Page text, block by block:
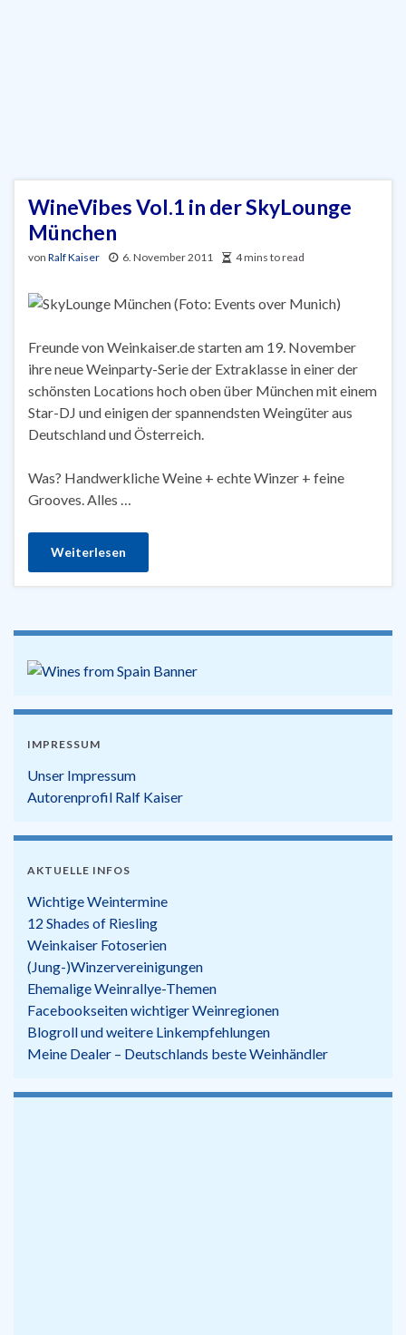
WineVibes Vol.1 in der SkyLounge
München
von Ralf Kaiser 6. November 2011 4 mins to read
Freunde von Weinkaiser.de starten am 19. November
ihre neue Weinparty-Serie der Extraklasse in einer der
schönsten Locations hoch oben über München mit einem
Star-DJ und einigen der spannendsten Weingüter aus
Deutschland und Österreich.
Was? Handwerkliche Weine + echte Winzer + feine
Grooves. Alles …
Weiterlesen
IMPRESSUM
Unser Impressum
Autorenprofil Ralf Kaiser
AKTUELLE INFOS
Wichtige Weintermine
12 Shades of Riesling
Weinkaiser Fotoserien
(Jung-)Winzervereinigungen
Ehemalige Weinrallye-Themen
Facebookseiten wichtiger Weinregionen
Blogroll und weitere Linkempfehlungen
Meine Dealer – Deutschlands beste Weinhändler